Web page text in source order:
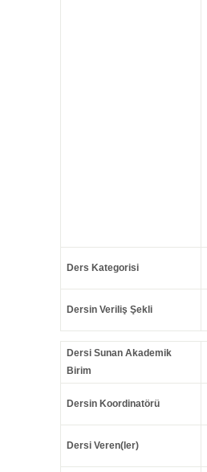
Ders Kategorisi
Dersin Veriliş Şekli
Dersi Sunan Akademik
Birim
Dersin Koordinatörü
Dersi Veren(ler)